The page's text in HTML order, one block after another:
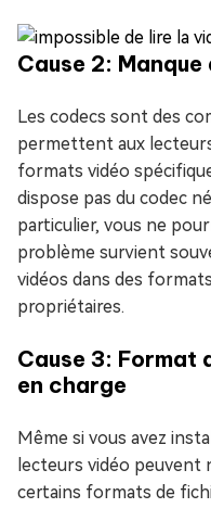
Cause 2:
Les codecs sont des
permettent aux
formats vidéo
dispose pas du codec
particulier, vous ne
problème survient
vidéos dans des
propriétaires.
Cause 3: Format
en charge
Même si vous avez
lecteurs vidéo peuvent
certains formats de